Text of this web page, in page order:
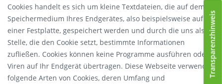
Cookies handelt es sich um kleine Textdateien, die auf dem
Speichermedium Ihres Endgerätes, also beispielsweise auf
einer Festplatte, gespeichert werden und durch die uns als
Stelle, die den Cookie setzt, bestimmte Informationen
zufließen. Cookies können keine Programme ausführen oder
Viren auf Ihr Endgerät übertragen. Diese Webseite verwendet
folgende Arten von Cookies, deren Umfang und
Transparenzhinweis